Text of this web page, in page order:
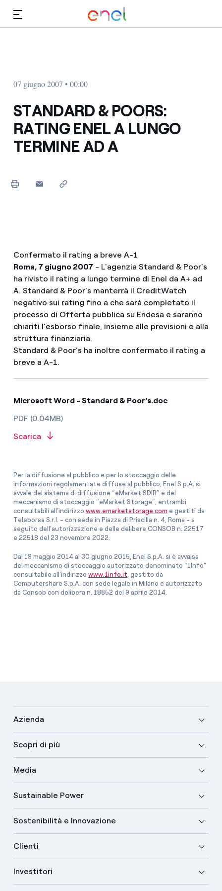
07 giugno 2007 • 00:00
STANDARD & POORS:
RATING ENEL A LUNGO
TERMINE AD A
Confermato il rating a breve A-1
Roma, 7 giugno 2007 - L'agenzia Standard & Poor's
ha rivisto il rating a lungo termine di Enel da A+ ad
A. Standard & Poor's manterrà il CreditWatch
negativo sui rating fino a che sarà completato il
processo di Offerta pubblica su Endesa e saranno
chiariti l’esborso finale, insieme alle previsioni e alla
struttura finanziaria.
Standard & Poor's ha inoltre confermato il rating a
breve a A-1.
Microsoft Word - Standard & Poor's.doc
PDF (0.04MB)
Scarica
Per la diffusione al pubblico e per lo stoccaggio delle
informazioni regolamentate diffuse al pubblico, Enel S.p.A. si
avvale del sistema di diffusione “eMarket SDIR” e del
meccanismo di stoccaggio “eMarket Storage”, entrambi
consultabili all’indirizzo www.emarketstorage.com e gestiti da
Teleborsa S.r.l. - con sede in Piazza di Priscilla n. 4, Roma - a
seguito dell'autorizzazione e delle delibere CONSOB n. 22517
e 22518 del 23 novembre 2022.
Dal 19 maggio 2014 al 30 giugno 2015, Enel S.p.A. si è avvalsa
del meccanismo di stoccaggio autorizzato denominato “1Info”
consultabile all’indirizzo www.1info.it , gestito da
Computershare S.p.A. con sede legale in Milano e autorizzato
da Consob con delibera n. 18852 del 9 aprile 2014.
Azienda
Scopri di più
Media
Sustainable Power
Sostenibilità e Innovazione
Clienti
Investitori